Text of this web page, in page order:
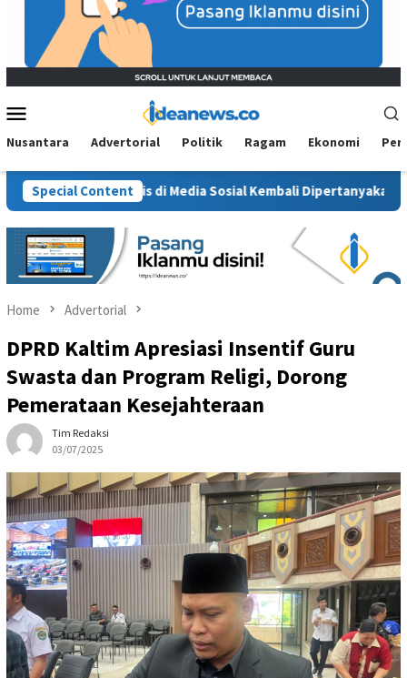
Menu
Nusantara Advertorial Politik Ragam Ekonomi
Special Content
Medis di Media Sosial Kembali Dipertanyakan
Home Advertorial
DPRD Kaltim Apresiasi Insentif Guru
Swasta dan Program Religi, Dorong
Pemerataan Kesejahteraan
Tim Redaksi
03/07/2025